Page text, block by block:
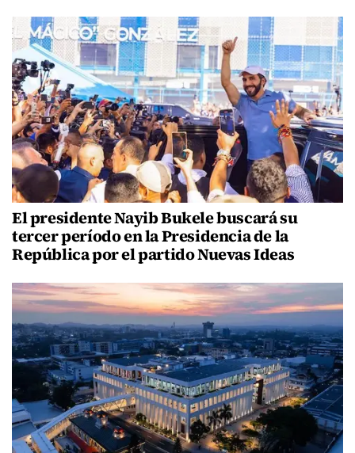
El presidente Nayib Bukele buscará su
tercer período en la Presidencia de la
República por el partido Nuevas Ideas